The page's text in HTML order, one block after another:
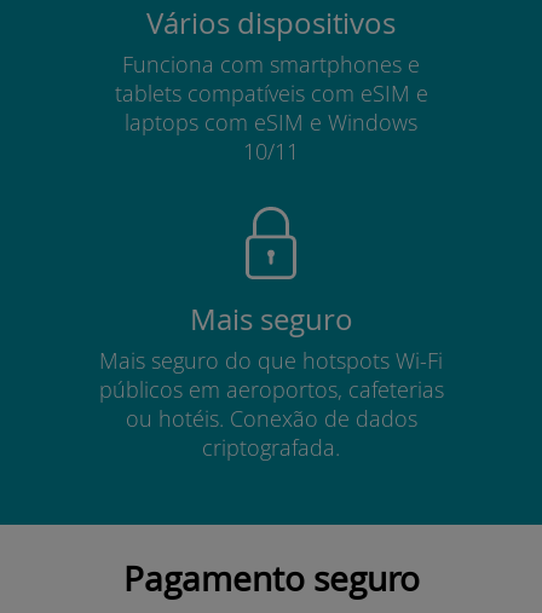
Vários dispositivos
Funciona com smartphones e
tablets compatíveis com eSIM e
laptops com eSIM e Windows
10/11
Mais seguro
Mais seguro do que hotspots Wi-Fi
públicos em aeroportos, cafeterias
ou hotéis. Conexão de dados
criptografada.
Pagamento seguro